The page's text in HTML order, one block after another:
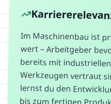
Im Maschinenbau ist
wert – Arbeitgeber
bereits mit
Werkzeugen
lernst du den
bis zum fertigen
wichtige Kontakte in
Unternehmen